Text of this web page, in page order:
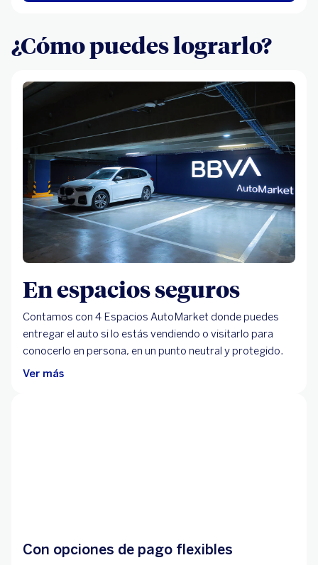
¿Cómo puedes lograrlo?
En espacios seguros
Contamos con 4 Espacios AutoMarket donde puedes
entregar el auto si lo estás vendiendo o visitarlo para
conocerlo en persona, en un punto neutral y protegido.
Ver más
Con opciones de pago flexibles